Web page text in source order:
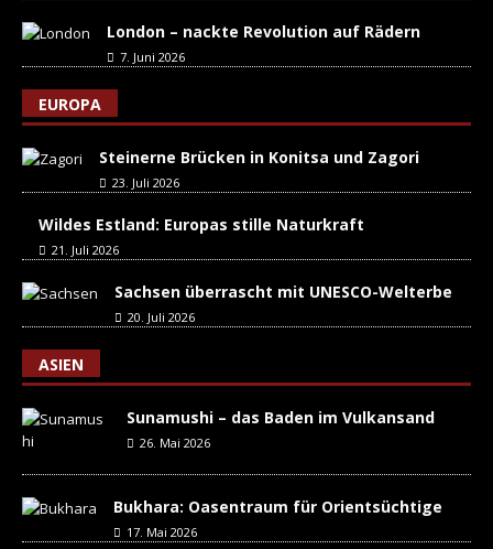
London – nackte Revolution auf Rädern
7. Juni 2026
EUROPA
Steinerne Brücken in Konitsa und Zagori
23. Juli 2026
Wildes Estland: Europas stille Naturkraft
21. Juli 2026
Sachsen überrascht mit UNESCO-Welterbe
20. Juli 2026
ASIEN
Sunamushi – das Baden im Vulkansand
26. Mai 2026
Bukhara: Oasentraum für Orientsüchtige
17. Mai 2026